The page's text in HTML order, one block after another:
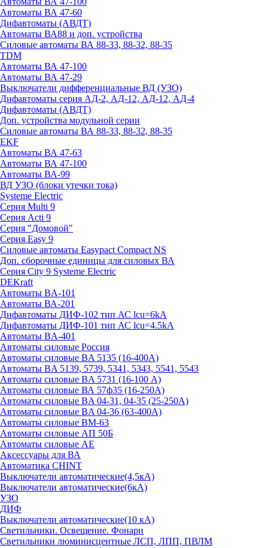
Автоматы ВА 47-60
Дифавтоматы (АВДТ)
Автоматы ВА88 и доп. устройства
Силовые автоматы ВА 88-33, 88-32, 88-35
TDM
Автоматы ВА 47-100
Автоматы ВА 47-29
Выключатели дифференциальные ВД (УЗО)
Дифавтоматы серия АД-2, АД-12, АД-12, АД-4
Дифавтоматы (АВДТ)
Доп. устройства модульной серии
Силовые автоматы ВА 88-33, 88-32, 88-35
EKF
Автоматы ВА 47-63
Автоматы ВА 47-100
Автоматы ВА-99
ВД УЗО (блоки утечки тока)
Systeme Electric
Серия Multi 9
Серия Acti 9
Серия "Домовой"
Серия Easy 9
Силовые автоматы Easypact Compact NS
Доп. сборочные единицы для силовых ВА
Серия City 9 Systeme Electric
DEKraft
Автоматы BA-101
Автоматы ВА-201
Дифавтоматы ДИФ-102 тип АС lcu=6kA
Дифавтоматы ДИФ-101 тип АС lcu=4.5kA
Автоматы BA-401
Автоматы силовые Россия
Автоматы силовые BA 5135 (16-400А)
Автоматы BA 5139, 5739, 5341, 5343, 5541, 5543
Автоматы силовые BA 5731 (16-100 А)
Автоматы силовые ВА 57ф35 (16-250А)
Автоматы силовые BA 04-31, 04-35 (25-250А)
Автоматы силовые BA 04-36 (63-400А)
Автоматы силовые ВМ-63
Автоматы силовые АП 50Б
Автоматы силовые АЕ
Аксессуары для ВА
Автоматика CHINT
Выключатели автоматические(4,5кА)
Выключатели автоматические(6кА)
УЗО
ДИФ
Выключатели автоматические(10 кА)
Светильники. Освещение. Фонари
Светильники люминисцентные ЛСП, ЛПП, ПВЛМ